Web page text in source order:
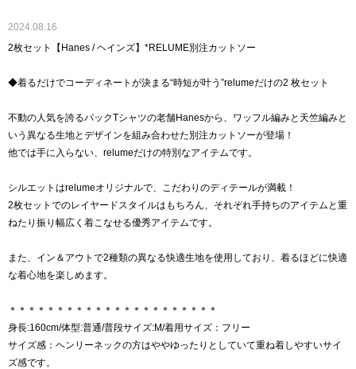
2024.08.16
2枚セット【Hanes / ヘインズ】*RELUME別注カットソー
◆着るだけでコーディネートが決まる“時短が叶う”relumeだけの2 枚セット
不動の人気を誇るパックTシャツの老舗Hanesから、ワッフル編みと天竺編みと
いう異なる生地とデザインを組み合わせた別注カットソーが登場！
他では手に入らない、relumeだけの特別なアイテムです。
シルエットはrelumeオリジナルで、こだわりのディテールが満載！
2枚セットでのレイヤードスタイルはもちろん、それぞれ手持ちのアイテムと重
ねたり振り幅広く着こなせる優秀アイテムです。
また、イン＆アウトで2種類の異なる快適生地を使用しており、着るほどに快適
な着心地を楽しめます。
＊＊＊＊＊＊＊＊＊＊＊＊＊＊＊＊＊＊＊＊＊＊
身長:160cm/体型:普通/普段サイズ:M/着用サイズ：フリー
サイズ感：ヘンリーネックの方はややゆったりとしていて重ね着しやすいサイ
ズ感です。